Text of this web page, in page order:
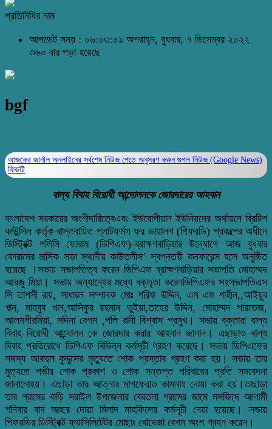
প্রতিনিধির নাম
আপডেট সময় : ০৬:০৩:০১ অপরাহ্ন, বুধবার, ৭ ডিসেম্বর ২০২২
৩৬০ বার পড়া হয়েছে
bgf
আজকের জার্নাল অনলাইনের সর্বশেষ নিউজ পেতে অনুসরণ করুন গুগল নিউজ (Google News)
ফিডটি
বাল্য বিবাহ বিরোধী আন্দোলনকে জোরদারের আহবান
বাংলাদেশ সরকারের অংশীদারিত্বেএবং ইউরোপীয়ান ইউনিয়নের অর্থায়নে ব্রিটিশ
কাউন্সিল কর্তৃক বাস্তবায়িত প্লাটফর্মস ফর ডায়ালগ (পিফরডি) প্রকল্পের অধীনে
ডিস্ট্রিক্ট পলিসি ফোরাম (ডিপিএফ)-ব্রাহ্মণবাড়িয়ার উদ্যোগে আজ বুধবার
ফোরামের মাসিক সভা স্থানীয় কাউতলীস’ স্বপ্নতরী কনফারেন্স হলে অনুষ্ঠিত
হয়েছে ।সভায় সভাপতিত্ব করেন ডিপিএফ ব্রাহ্মণবাড়িয়ার সভাপতি মোহাম্মদ
আরজু মিয়া। সভায় অন্যান্যের মধ্যে বক্তৃতা করেনডিপিএফর সহসভাপতিএস
সি তাপসী রায়, সাধারন সম্পাদক মোঃ শরিফ ‌উদ্দিন, এস এম শাহীন,,আইয়ুব
খান, মাহবুব খান,আসিকুর রহমান ভুইয়া,তাহের উদ্দিন, মোহাম্মদ পারভেজ,
আলমগীরমিয়া, মদিনা বেগম ,পলি রানী বিশ্বাস প্রমুখ। সভায় ব্‌ক্তারা বাল্য
বিবাহ বিরোধী আন্দোলন কে জোরদার করার আহবান জানান। এছাড়াও বাল্য
বিবাহ প্রতিরোধে ডিপিএফ বিভিন্ন কর্মসূচী গ্রহণ করেছে। সভায় ডিপিএফের
সদস্য আবদুল কুদ্দুসের মৃত্যুতে শোক প্রস্তাব গ্রহণ করা হয়। সভায় তার
মুত্যতে গভীর শোক প্রকাশ ও শোক সন্তপ্ত পরিবারের প্রতি সমবেদনা
জানানোহয়। এছাড়া তার আত্নার মাগফেরাত কামনায় দোয়া করা হয়।তাছাড়া
তার গ্রামের বাড়ি সরাইল উপজেলার বেরতলা গ্রামের জামে মসজিদে আগামী
শনিবার বাদ আছর দোয়া মিলাদ মাহফিলের কর্মসূচী নেয়া হয়েছে। সভায়
পিফরডির ডিস্ট্রিক্ট ফ্যাসিলিটেটর মোছাঃ খোদেজা বেগম অংশ গ্রহন করেন।